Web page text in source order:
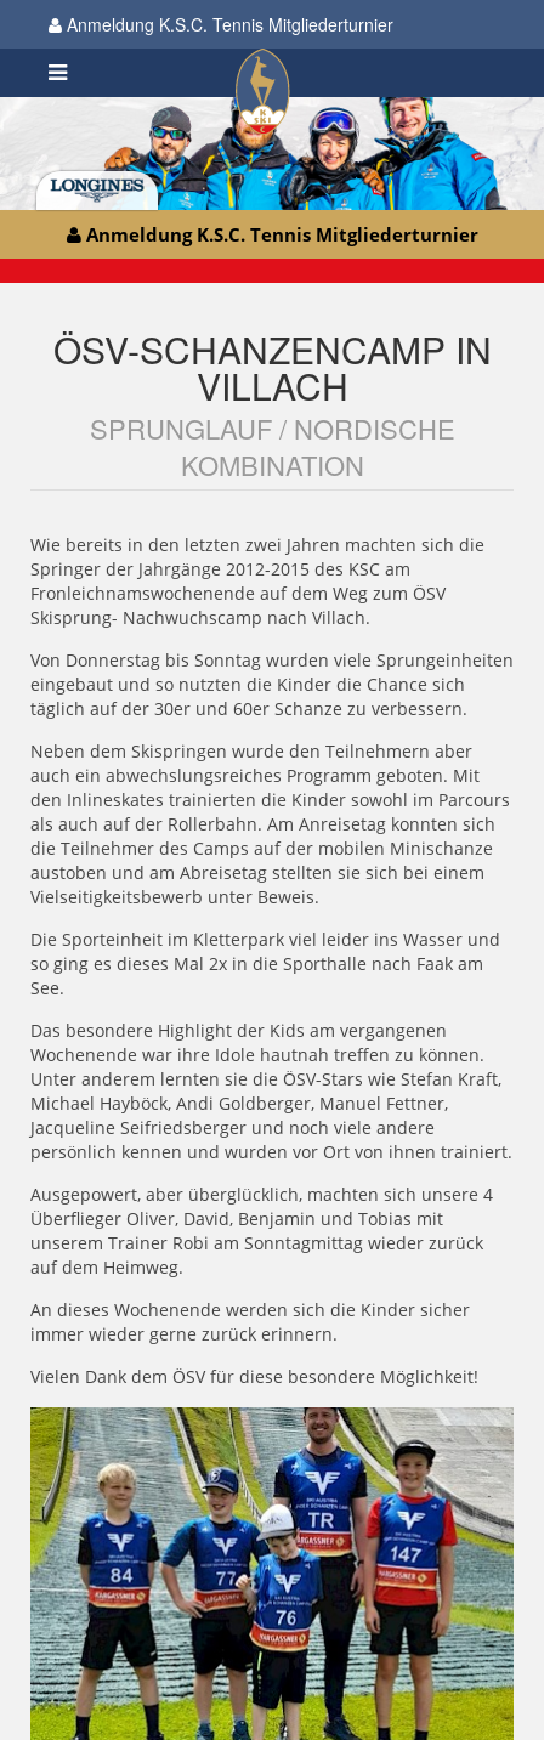
Anmeldung K.S.C. Tennis Mitgliederturnier
Anmeldung K.S.C. Tennis Mitgliederturnier
ÖSV-SCHANZENCAMP IN
VILLACH
SPRUNGLAUF / NORDISCHE
KOMBINATION
Wie bereits in den letzten zwei Jahren machten sich die
Springer der Jahrgänge 2012-2015 des KSC am
Fronleichnamswochenende auf dem Weg zum ÖSV
Skisprung- Nachwuchscamp nach Villach.
Von Donnerstag bis Sonntag wurden viele Sprungeinheiten
eingebaut und so nutzten die Kinder die Chance sich
täglich auf der 30er und 60er Schanze zu verbessern.
Neben dem Skispringen wurde den Teilnehmern aber
auch ein abwechslungsreiches Programm geboten. Mit
den Inlineskates trainierten die Kinder sowohl im Parcours
als auch auf der Rollerbahn. Am Anreisetag konnten sich
die Teilnehmer des Camps auf der mobilen Minischanze
austoben und am Abreisetag stellten sie sich bei einem
Vielseitigkeitsbewerb unter Beweis.
Die Sporteinheit im Kletterpark viel leider ins Wasser und
so ging es dieses Mal 2x in die Sporthalle nach Faak am
See.
Das besondere Highlight der Kids am vergangenen
Wochenende war ihre Idole hautnah treffen zu können.
Unter anderem lernten sie die ÖSV-Stars wie Stefan Kraft,
Michael Hayböck, Andi Goldberger, Manuel Fettner,
Jacqueline Seifriedsberger und noch viele andere
persönlich kennen und wurden vor Ort von ihnen trainiert.
Ausgepowert, aber überglücklich, machten sich unsere 4
Überflieger Oliver, David, Benjamin und Tobias mit
unserem Trainer Robi am Sonntagmittag wieder zurück
auf dem Heimweg.
An dieses Wochenende werden sich die Kinder sicher
immer wieder gerne zurück erinnern.
Vielen Dank dem ÖSV für diese besondere Möglichkeit!